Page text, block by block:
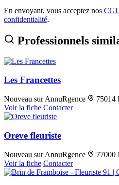
En envoyant, vous acceptez nos
confidentialité.
Professionnels
Les Francettes
Nouveau sur AnnuRgence
75014
Voir la fiche Contacter
Oreve fleuriste
Nouveau sur AnnuRgence
77000
Voir la fiche Contacter